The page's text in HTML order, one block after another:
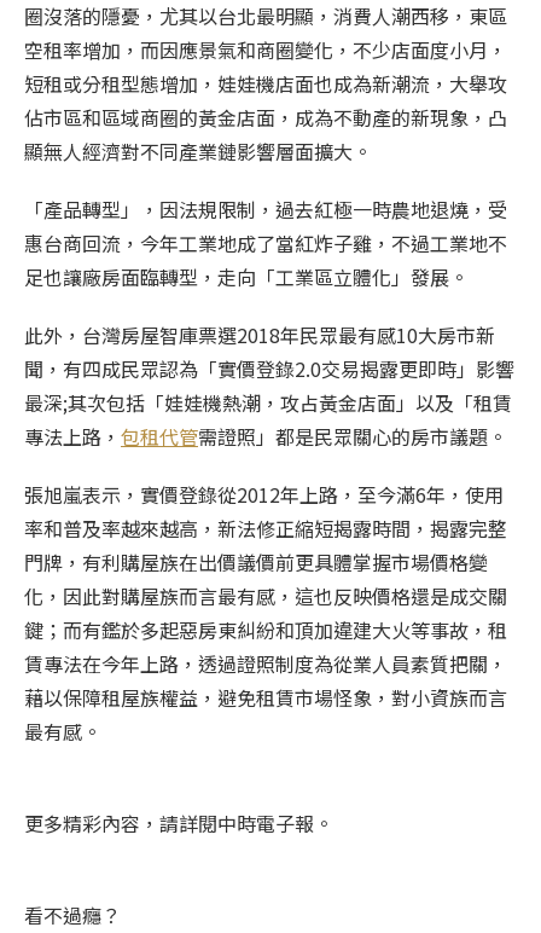
圈沒落的隱憂，尤其以台北最明顯，消費人潮西移，東區
空租率增加，而因應景氣和商圈變化，不少店面度小月，
短租或分租型態增加，娃娃機店面也成為新潮流，大舉攻
佔市區和區域商圈的黃金店面，成為不動產的新現象，凸
顯無人經濟對不同產業鏈影響層面擴大。
「產品轉型」，因法規限制，過去紅極一時農地退燒，受
惠台商回流，今年工業地成了當紅炸子雞，不過工業地不
足也讓廠房面臨轉型，走向「工業區立體化」發展。
此外，台灣房屋智庫票選2018年民眾最有感10大房市新
聞，有四成民眾認為「實價登錄2.0交易揭露更即時」影響
最深;其次包括「娃娃機熱潮，攻占黃金店面」以及「租賃
專法上路， 包租代管需證照」都是民眾關心的房市議題。
張旭嵐表示，實價登錄從2012年上路，至今滿6年，使用
率和普及率越來越高，新法修正縮短揭露時間，揭露完整
門牌，有利購屋族在出價議價前更具體掌握市場價格變
化，因此對購屋族而言最有感，這也反映價格還是成交關
鍵；而有鑑於多起惡房東糾紛和頂加違建大火等事故，租
賃專法在今年上路，透過證照制度為從業人員素質把關，
藉以保障租屋族權益，避免租賃市場怪象，對小資族而言
最有感。
更多精彩內容，請詳閱中時電子報。
看不過癮？